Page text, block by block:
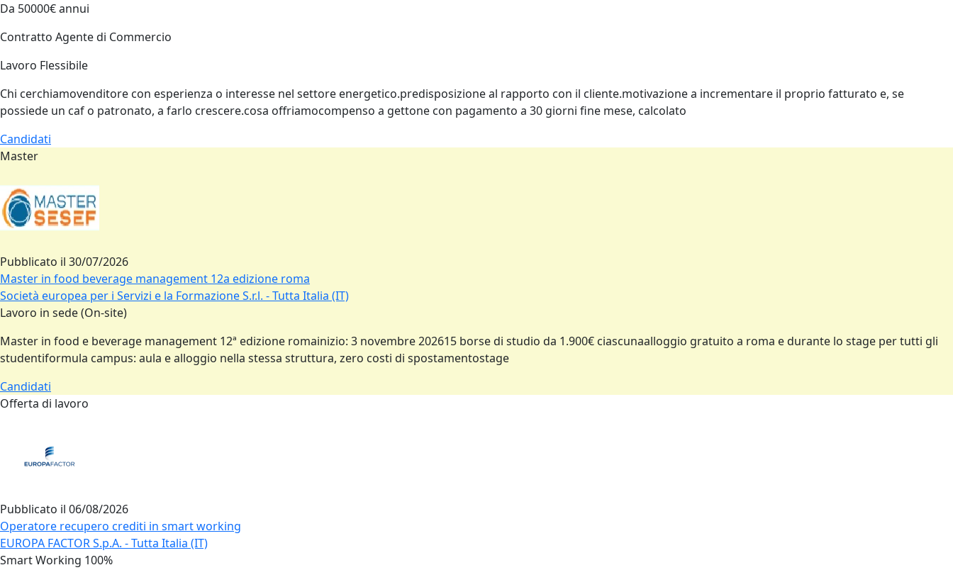
Da 50000€ annui
Contratto Agente di Commercio
Lavoro Flessibile
Chi cerchiamovenditore con esperienza o interesse nel settore energetico.predisposizione al rapporto con il cliente.motivazione a incrementare il proprio fatturato e, se
possiede un caf o patronato, a farlo crescere.cosa offriamocompenso a gettone con pagamento a 30 giorni fine mese, calcolato
Candidati
Master
Pubblicato il 30/07/2026
Master in food beverage management 12a edizione roma
Società europea per i Servizi e la Formazione S.r.l. - Tutta Italia (IT)
Lavoro in sede (On-site)
Master in food e beverage management 12ª edizione romainizio: 3 novembre 202615 borse di studio da 1.900€ ciascunaalloggio gratuito a roma e durante lo stage per tutti gli
studentiformula campus: aula e alloggio nella stessa struttura, zero costi di spostamentostage
Candidati
Offerta di lavoro
Pubblicato il 06/08/2026
Operatore recupero crediti in smart working
EUROPA FACTOR S.p.A. - Tutta Italia (IT)
Smart Working 100%